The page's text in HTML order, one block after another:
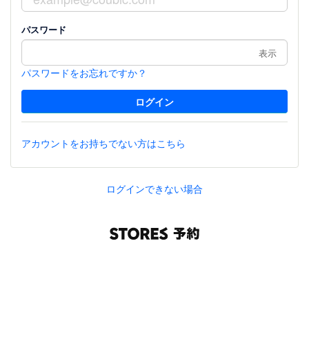
パスワード
表示
パスワードをお忘れですか？
アカウントをお持ちでない方はこちら
ログインできない場合